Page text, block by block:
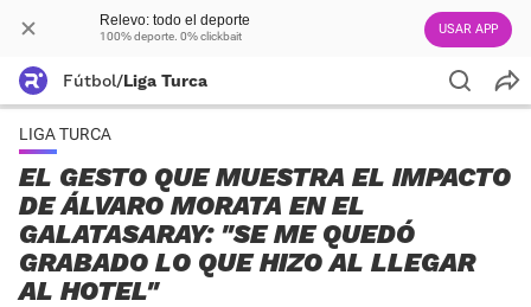
Relevo: todo el deporte
100% deporte. 0% clickbait USAR APP
Fútbol/Liga Turca
LIGA TURCA
EL GESTO QUE MUESTRA EL IMPACTO
DE ÁLVARO MORATA EN EL
GALATASARAY: "SE ME QUEDÓ
GRABADO LO QUE HIZO AL LLEGAR
AL HOTEL"